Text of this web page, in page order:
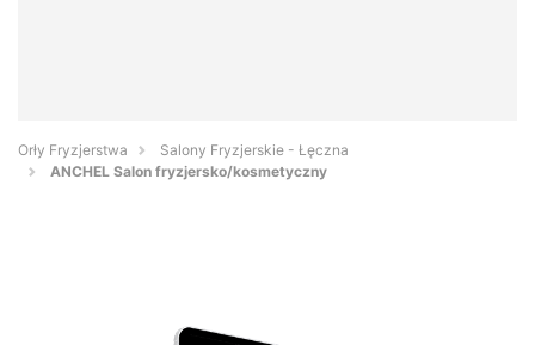
Orły Fryzjerstwa
Salony Fryzjerskie - Łęczna
ANCHEL Salon fryzjersko/kosmetyczny